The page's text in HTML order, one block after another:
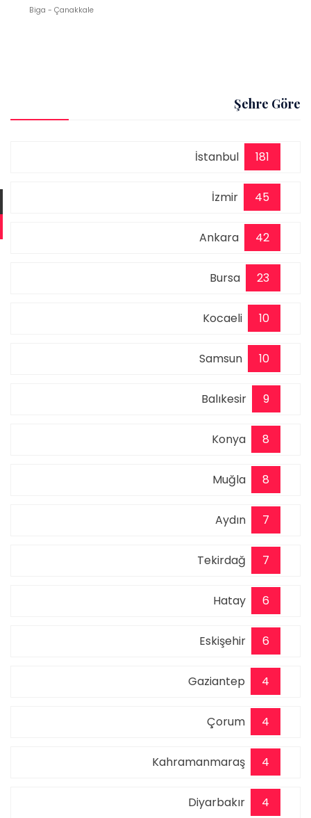
Biga - Çanakkale
Şehre Göre
İstanbul 181
İzmir 45
Ankara 42
Bursa 23
Kocaeli 10
Samsun 10
Balıkesir 9
Konya 8
Muğla 8
Aydın 7
Tekirdağ 7
Hatay 6
Eskişehir 6
Gaziantep 4
Çorum 4
Kahramanmaraş 4
Diyarbakır 4